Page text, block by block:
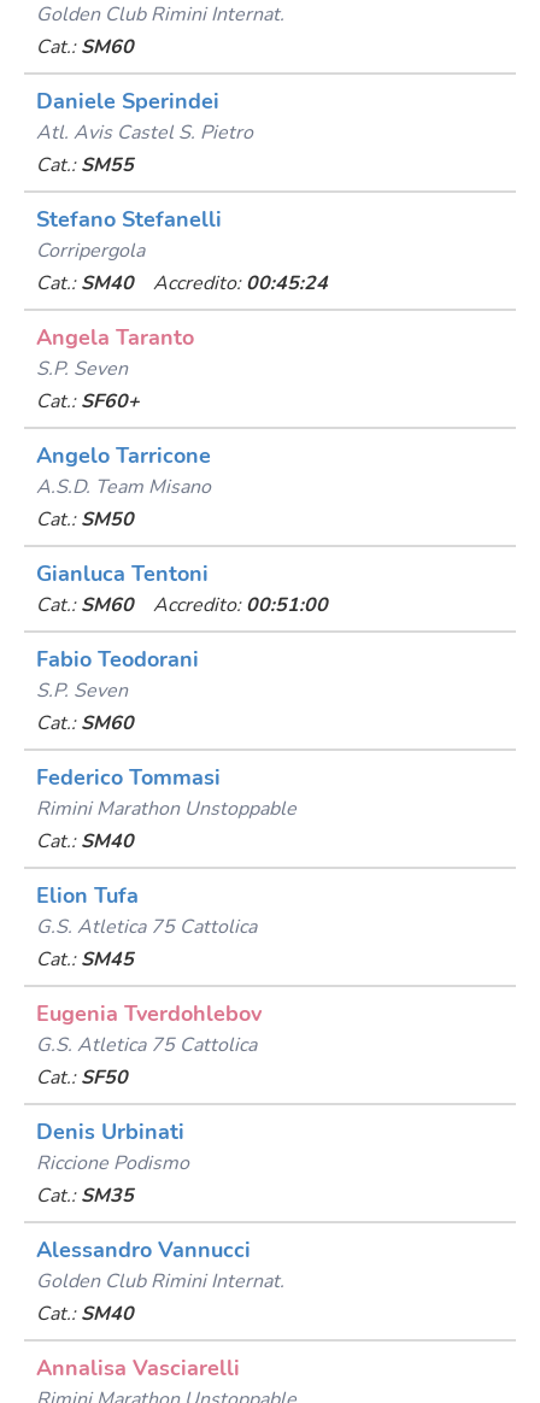
Golden Club Rimini Internat.
Cat.: SM60
Daniele Sperindei
Atl. Avis Castel S. Pietro
Cat.: SM55
Stefano Stefanelli
Corripergola
Cat.: SM40 Accredito: 00:45:24
Angela Taranto
S.p. Seven
Cat.: SF60+
Angelo Tarricone
A.s.d. Team Misano
Cat.: SM50
Gianluca Tentoni
Cat.: SM60 Accredito: 00:51:00
Fabio Teodorani
S.p. Seven
Cat.: SM60
Federico Tommasi
Rimini Marathon Unstoppable
Cat.: SM40
Elion Tufa
G.s. Atletica 75 Cattolica
Cat.: SM45
Eugenia Tverdohlebov
G.s. Atletica 75 Cattolica
Cat.: SF50
Denis Urbinati
Riccione Podismo
Cat.: SM35
Alessandro Vannucci
Golden Club Rimini Internat.
Cat.: SM40
Annalisa Vasciarelli